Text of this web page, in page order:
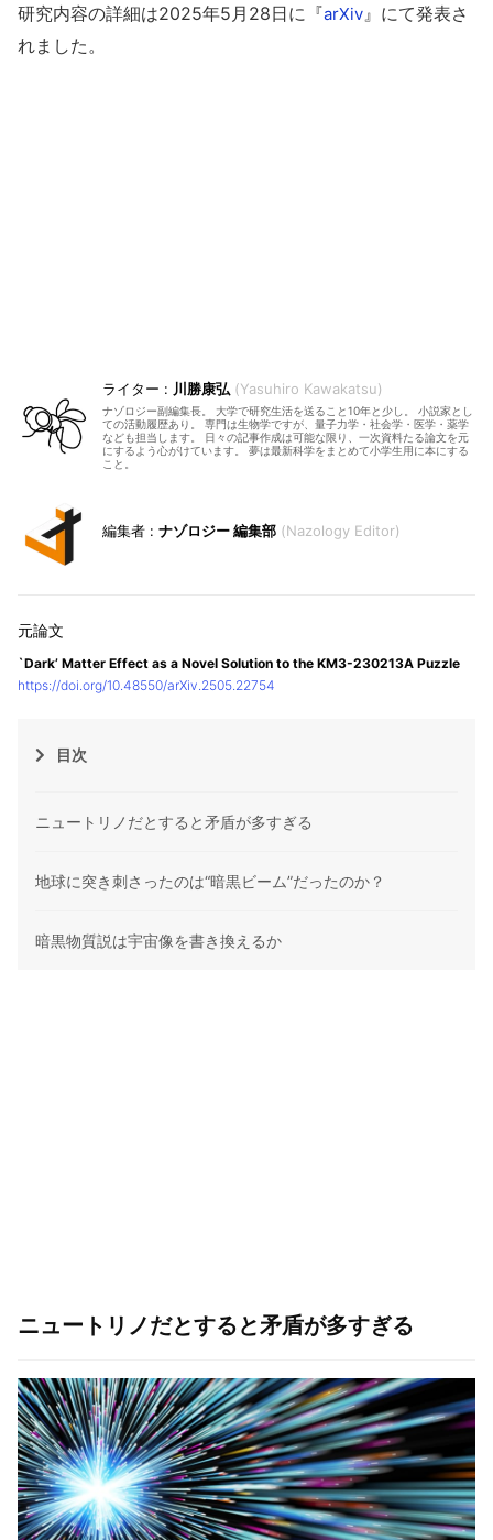
研究内容の詳細は2025年5月28日に『arXiv 』にて発表さ
れました。
川勝康弘 Yasuhiro Kawakatsu
ナゾロジー副編集長。 大学で研究生活を送ること10年と少し。 小説家とし
ての活動履歴あり。 専門は生物学ですが、量子力学・社会学・医学・薬学
なども担当します。 日々の記事作成は可能な限り、一次資料たる論文を元
にするよう心がけています。 夢は最新科学をまとめて小学生用に本にする
こと。
ナゾロジー 編集部 Nazology Editor
`Dark’ Matter Effect as a Novel Solution to the KM3-230213A Puzzle
https://doi.org/10.48550/arXiv.2505.22754
目次
ニュートリノだとすると矛盾が多すぎる
地球に突き刺さったのは“暗黒ビーム”だったのか？
暗黒物質説は宇宙像を書き換えるか
ニュートリノだとすると矛盾が多すぎる